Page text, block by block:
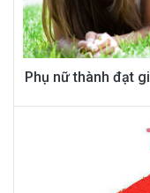
Phụ nữ thành đạt